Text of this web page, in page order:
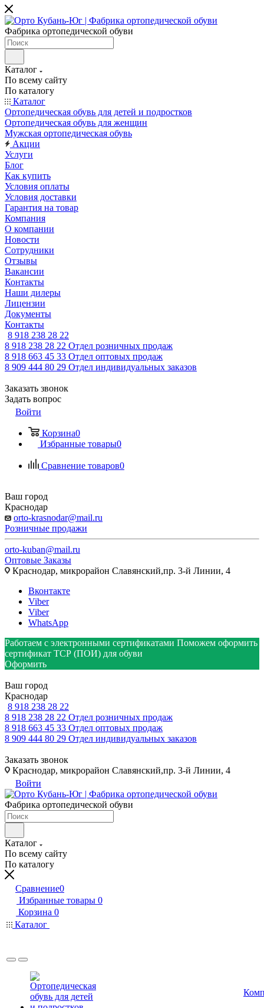
Фабрика ортопедической обуви
Каталог
По всему сайту
По каталогу
Каталог
Ортопедическая обувь для детей и подростков
Ортопедическая обувь для женщин
Мужская ортопедическая обувь
Акции
Услуги
Блог
Как купить
Условия оплаты
Условия доставки
Гарантия на товар
Компания
О компании
Новости
Сотрудники
Отзывы
Вакансии
Контакты
Наши дилеры
Лицензии
Документы
Контакты
8 918 238 28 22
8 918 238 28 22 Отдел розничных продаж
8 918 663 45 33 Отдел оптовых продаж
8 909 444 80 29 Отдел индивидуальных заказов
Заказать звонок
Задать вопрос
Войти
Корзина0
Избранные товары0
Сравнение товаров0
Ваш город
Краснодар
orto-krasnodar@mail.ru
Розничные продажи
orto-kuban@mail.ru
Оптовые Заказы
Краснодар, микрорайон Славянский,пр. 3-й Линии, 4
Вконтакте
Viber
Viber
WhatsApp
Работаем с электронными сертификатами Поможем оформить
сертификат ТСР (ПОИ) для обуви
Оформить
Ваш город
Краснодар
8 918 238 28 22
8 918 238 28 22 Отдел розничных продаж
8 918 663 45 33 Отдел оптовых продаж
8 909 444 80 29 Отдел индивидуальных заказов
Заказать звонок
Краснодар, микрорайон Славянский,пр. 3-й Линии, 4
Войти
Фабрика ортопедической обуви
Каталог
По всему сайту
По каталогу
Сравнение0
Избранные товары 0
Корзина 0
Каталог